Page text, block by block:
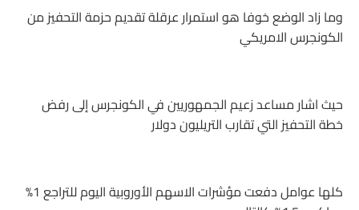
وما زاد الوضع خوفا هو استمرار عرقلة تقديم حزمة التحفيز من
الكونجرس الامريكي
حيث اشار مساعد زعيم الجمهوريين في الكونجرس إلى رفض
خطة التحفيز التي تقارب التريليون دولار
كلها عوامل دفعت مؤشرات الاسهم الأوروبية اليوم للتراجع 1%